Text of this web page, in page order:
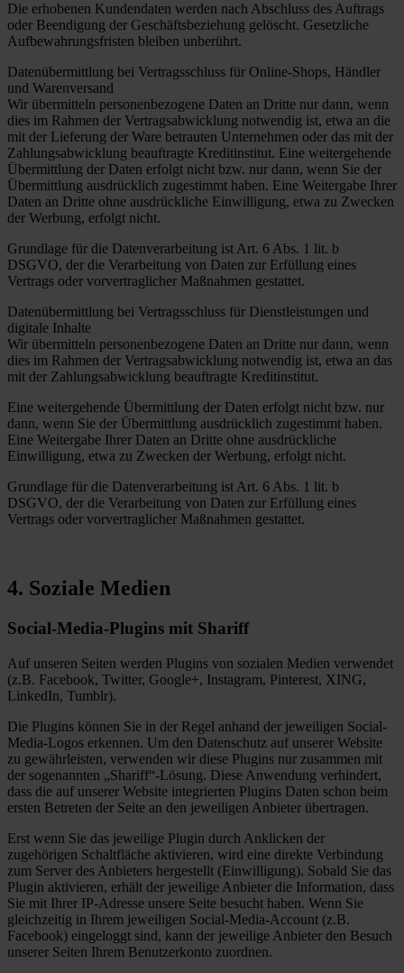
Die erhobenen Kundendaten werden nach Abschluss des Auftrags
oder Beendigung der Geschäftsbeziehung gelöscht. Gesetzliche
Aufbewahrungsfristen bleiben unberührt.
Datenübermittlung bei Vertragsschluss für Online-Shops, Händler
und Warenversand
Wir übermitteln personenbezogene Daten an Dritte nur dann, wenn
dies im Rahmen der Vertragsabwicklung notwendig ist, etwa an die
mit der Lieferung der Ware betrauten Unternehmen oder das mit der
Zahlungsabwicklung beauftragte Kreditinstitut. Eine weitergehende
Übermittlung der Daten erfolgt nicht bzw. nur dann, wenn Sie der
Übermittlung ausdrücklich zugestimmt haben. Eine Weitergabe Ihrer
Daten an Dritte ohne ausdrückliche Einwilligung, etwa zu Zwecken
der Werbung, erfolgt nicht.
Grundlage für die Datenverarbeitung ist Art. 6 Abs. 1 lit. b
DSGVO, der die Verarbeitung von Daten zur Erfüllung eines
Vertrags oder vorvertraglicher Maßnahmen gestattet.
Datenübermittlung bei Vertragsschluss für Dienstleistungen und
digitale Inhalte
Wir übermitteln personenbezogene Daten an Dritte nur dann, wenn
dies im Rahmen der Vertragsabwicklung notwendig ist, etwa an das
mit der Zahlungsabwicklung beauftragte Kreditinstitut.
Eine weitergehende Übermittlung der Daten erfolgt nicht bzw. nur
dann, wenn Sie der Übermittlung ausdrücklich zugestimmt haben.
Eine Weitergabe Ihrer Daten an Dritte ohne ausdrückliche
Einwilligung, etwa zu Zwecken der Werbung, erfolgt nicht.
Grundlage für die Datenverarbeitung ist Art. 6 Abs. 1 lit. b
DSGVO, der die Verarbeitung von Daten zur Erfüllung eines
Vertrags oder vorvertraglicher Maßnahmen gestattet.
4. Soziale Medien
Social-Media-Plugins mit Shariff
Auf unseren Seiten werden Plugins von sozialen Medien verwendet
(z.B. Facebook, Twitter, Google+, Instagram, Pinterest, XING,
LinkedIn, Tumblr).
Die Plugins können Sie in der Regel anhand der jeweiligen Social-
Media-Logos erkennen. Um den Datenschutz auf unserer Website
zu gewährleisten, verwenden wir diese Plugins nur zusammen mit
der sogenannten „Shariff“-Lösung. Diese Anwendung verhindert,
dass die auf unserer Website integrierten Plugins Daten schon beim
ersten Betreten der Seite an den jeweiligen Anbieter übertragen.
Erst wenn Sie das jeweilige Plugin durch Anklicken der
zugehörigen Schaltfläche aktivieren, wird eine direkte Verbindung
zum Server des Anbieters hergestellt (Einwilligung). Sobald Sie das
Plugin aktivieren, erhält der jeweilige Anbieter die Information, dass
Sie mit Ihrer IP-Adresse unsere Seite besucht haben. Wenn Sie
gleichzeitig in Ihrem jeweiligen Social-Media-Account (z.B.
Facebook) eingeloggt sind, kann der jeweilige Anbieter den Besuch
unserer Seiten Ihrem Benutzerkonto zuordnen.